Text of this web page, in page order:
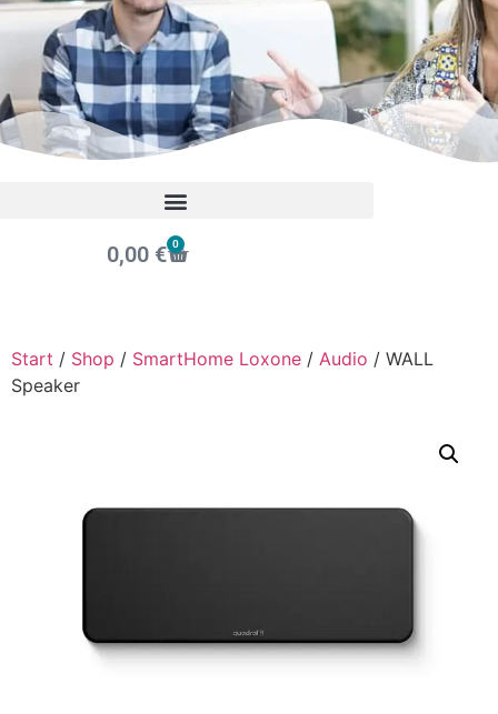
0,00 € 0
Start / Shop / SmartHome Loxone / Audio / WALL
Speaker